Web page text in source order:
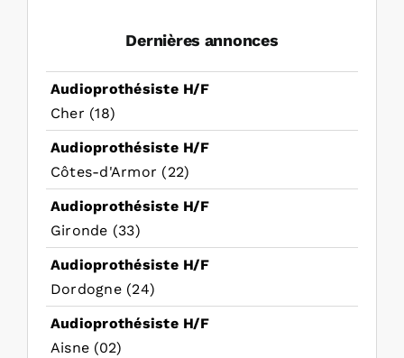
Dernières annonces
Audioprothésiste H/F
Cher (18)
Audioprothésiste H/F
Côtes-d'Armor (22)
Audioprothésiste H/F
Gironde (33)
Audioprothésiste H/F
Dordogne (24)
Audioprothésiste H/F
Aisne (02)